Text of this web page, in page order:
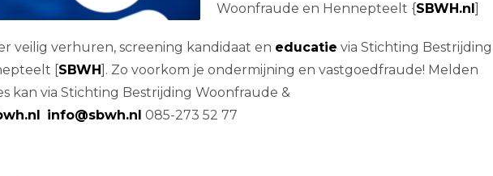
Woonfraude en Hennepteelt {SBWH.nl]
veilig verhuren, screening kandidaat en educatie via Stichting Bestrijding
[SBWH]. Zo voorkom je ondermijning en vastgoedfraude! Melden
kan via Stichting Bestrijding Woonfraude &
info@sbwh.nl 085-273 52 77